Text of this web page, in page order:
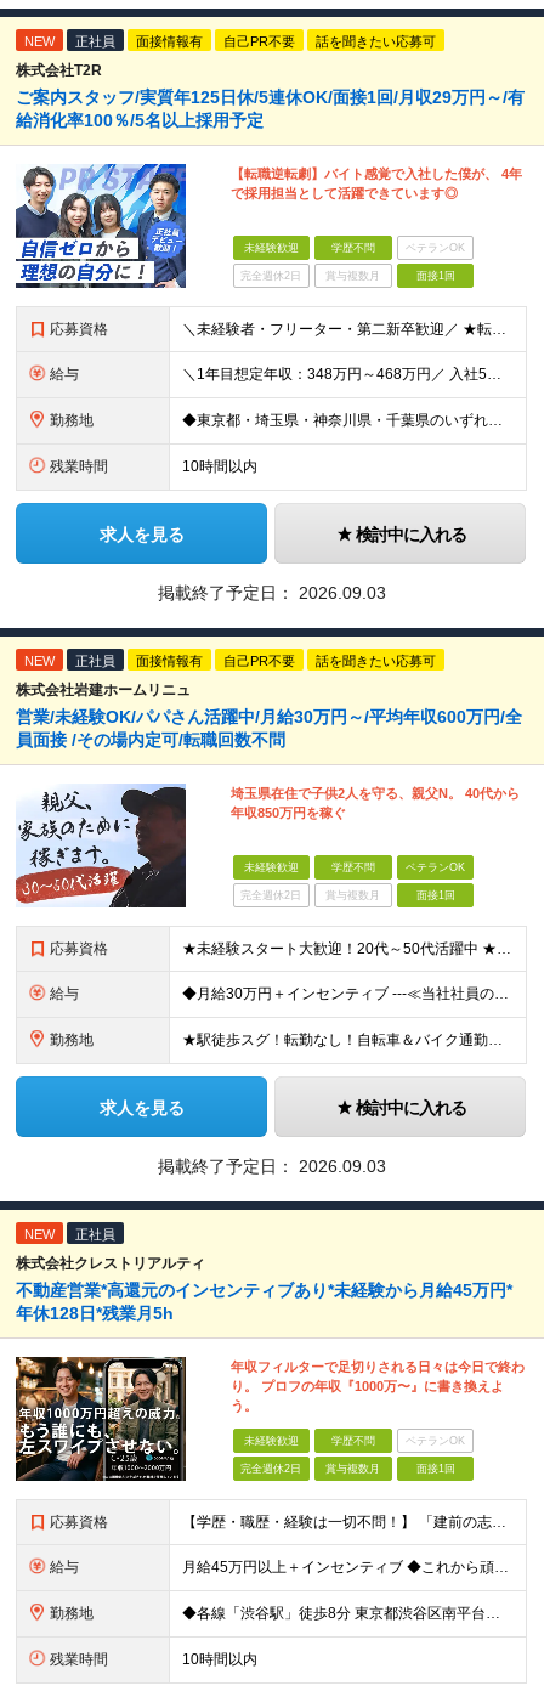
NEW 正社員 面接情報有 自己PR不要 話を聞きたい応募可
株式会社T2R
ご案内スタッフ/実質年125日休/5連休OK/面接1回/月収29万円～/有
給消化率100％/5名以上採用予定
【転職逆転劇】バイト感覚で入社した僕が、 4年
で採用担当として活躍できています◎
未経験歓迎 学歴不問 ベテランOK
完全週休2日 賞与複数月 面接1回
応募資格 ＼未経験者・フリーター・第二新卒歓迎／ ★転職回数4回の社員も現在は中心メンバーとして活躍中 ◆正社員デビューOK！ ◆学歴・経験一切不問 ▼----面接担当者より----▼ 「過去は変えられない
給与 ＼1年目想定年収：348万円～468万円／ 入社5年目で月給60.8万円も実現可能！ 月給：25万円～35万円＋交通費全額支給＋資格手当＋賞与など ※経験・スキルを考慮の上、決定します ※残業代は
勤務地 ◆東京都・埼玉県・神奈川県・千葉県のいずれかの携帯ショップやイベント会場に配属 ◆「家から近い場所で働きたい！」という社員の要望に応えてプロジェクトを獲得した実例あり ■本社 東京都豊島区南池袋2-
残業時間 10時間以内
求人を見る 検討中に入れる
掲載終了予定日： 2026.09.03
NEW 正社員 面接情報有 自己PR不要 話を聞きたい応募可
株式会社岩建ホームリニュ
営業/未経験OK/パパさん活躍中/月給30万円～/平均年収600万円/全
員面接 /その場内定可/転職回数不問
埼玉県在住で子供2人を守る、親父N。 40代から
年収850万円を稼ぐ
未経験歓迎 学歴不問 ベテランOK
完全週休2日 賞与複数月 面接1回
応募資格 ★未経験スタート大歓迎！20代～50代活躍中 ★学歴・転職回数・ブランク不問 ★人柄重視の採用です！ ◆60歳未満の方【定年年齢を上限として募集するため】
給与 ◆月給30万円＋インセンティブ ---≪当社社員の実際の給与例≫--- ★元解体作業員・S（29歳） ・最高月収：67万8836円（総支給） ★元電気工事士・N（47歳） ・最高月収：96万508
勤務地 ★駅徒歩スグ！転勤なし！自転車＆バイク通勤相談OK 【本社】東京都足立区綾瀬2-27-12 (変更の範囲)上記を除く当社関連勤務地
求人を見る 検討中に入れる
掲載終了予定日： 2026.09.03
NEW 正社員
株式会社クレストリアルティ
不動産営業*高還元のインセンティブあり*未経験から月給45万円*
年休128日*残業月5h
年収フィルターで足切りされる日々は今日で終わ
り。 プロフの年収『1000万〜』に書き換えよ
う。
未経験歓迎 学歴不問 ベテランOK
完全週休2日 賞与複数月 面接1回
応募資格 【学歴・職歴・経験は一切不問！】 「建前の志望動機」は要りません！ ・学歴不問 ・第二新卒、フリーター歓迎 「稼いで良い生活がしたい」 「モテたい」など、 素直な本音をぶつけてください。
給与 月給45万円以上＋インセンティブ ◆これから頑張る仲間への“先行投資”として、高水準の固定給を設定◆ ※固定残業20時間分5万300円含む ┗実際の残業時間は月5時間程度です ※超過分は別途支給
勤務地 ◆各線「渋谷駅」徒歩8分 東京都渋谷区南平台町3-13 渋谷STビル4階 (変更の範囲)上記を除く当社関連勤務地
残業時間 10時間以内